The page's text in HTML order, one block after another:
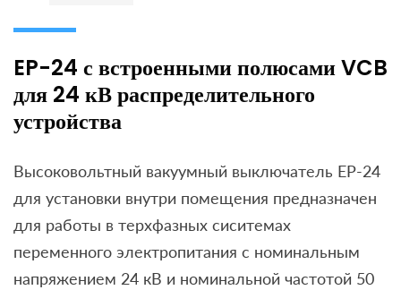
EP-24 с встроенными полюсами VCB
для 24 кВ распределительного
устройства
Высоковольтный вакуумный выключатель EP-24
для установки внутри помещения предназначен
для работы в терхфазных сиситемах
переменного электропитания с номинальным
напряжением 24 кВ и номинальной частотой 50